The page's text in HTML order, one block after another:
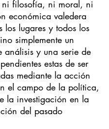
ni filosofía, ni moral, ni
económica valedera
los lugares y todos los
simplemente un
análisis y una serie de
estas de ser
mediante la acción
el campo de la política,
la investigación en la
del pasado